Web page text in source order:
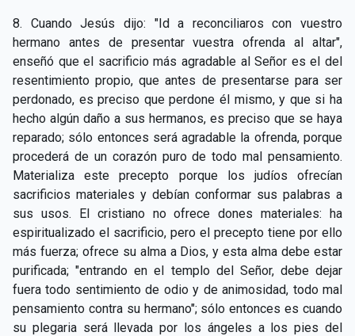
CAPÍTULO XVIII - Muchos son los llamados y pocos
los escogidos
▸
CAPÍTULO XIX - La fe transporta las montañas ▸
CAPÍTULO XX - Los obreros de la última hora ▸
CAPÍTULO XXI - Habrá falsos Cristos y falsos
profetas
▸
CAPÍTULO XXII - No separéis lo que Dios ha unido
CAPÍTULO XXIII - Moral extraña ▸
CAPÍTULO XXIV - No pongáis la lámpara debajo del
celemín
▸
CAPÍTULO XXV - Buscad y encontraréis ▸
8. Cuando Jesús dijo: "Id a reconciliaros con vuestro
hermano antes de presentar vuestra ofrenda al altar",
enseñó que el sacrificio más agradable al Señor es el del
resentimiento propio, que antes de presentarse para ser
perdonado, es preciso que perdone él mismo, y que si ha
hecho algún daño a sus hermanos, es preciso que se haya
reparado; sólo entonces será agradable la ofrenda, porque
procederá de un corazón puro de todo mal pensamiento.
Materializa este precepto porque los judíos ofrecían
sacrificios materiales y debían conformar sus palabras a
sus usos. El cristiano no ofrece dones materiales: ha
espiritualizado el sacrificio, pero el precepto tiene por ello
más fuerza; ofrece su alma a Dios, y esta alma debe estar
purificada; "entrando en el templo del Señor, debe dejar
fuera todo sentimiento de odio y de animosidad, todo mal
pensamiento contra su hermano"; sólo entonces es cuando
su plegaria será llevada por los ángeles a los pies del